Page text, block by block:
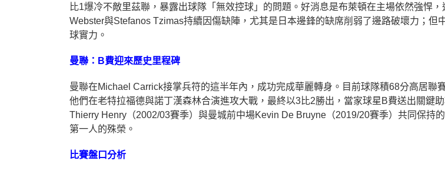
比1爆冷不敵里茲聯，暴露出球隊「無效控球」的問題。好消息是布萊頓在主場依然強悍
Webster與Stefanos Tzimas持續因傷缺陣，尤其是日本邊鋒的缺席削弱了邊路破壞力；
球實力。
曼聯：B費迎來歷史里程碑
曼聯在Michael Carrick接掌兵符的這半年內，成功完成華麗轉身。目前球隊積68分高居
他們在老特拉福德與諾丁漢森林合演進攻大戰，最終以3比2勝出，當家球星B費送出關鍵
Thierry Henry（2002/03賽季）與曼城前中場Kevin De Bruyne（2019/20賽季）共同保持
第一人的殊榮。
比賽盤口分析